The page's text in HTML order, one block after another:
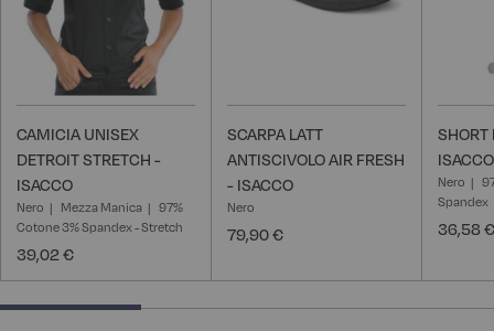
CAMICIA UNISEX
DETROIT STRETCH -
ISACCO
Nero Mezza Manica
97%
Cotone 3% Spandex - Stretch
39,02 €
SCARPA LATT
ANTISCIVOLO AIR FRESH
- ISACCO
Nero
79,90 €
SHORT
ISACCO
Nero
Spandex
36,58 €
28.57142857142857% completed